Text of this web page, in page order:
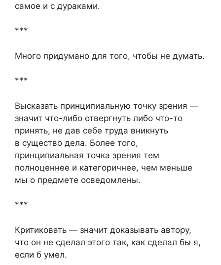
самое и с дураками.
***
Много придумано для того, чтобы не думать.
***
Высказать принципиальную точку зрения —
значит что-либо отвергнуть либо что-то
принять, не дав себе труда вникнуть
в существо дела. Более того,
принципиальная точка зрения тем
полноценнее и категоричнее, чем меньше
мы о предмете осведомлены.
***
Критиковать — значит доказывать автору,
что он не сделал этого так, как сделал бы я,
если б умел.